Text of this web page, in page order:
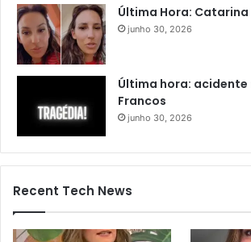
Última Hora:
junho 30, 2026
Última hora:
Francos
junho 30, 2026
Recent Tech News